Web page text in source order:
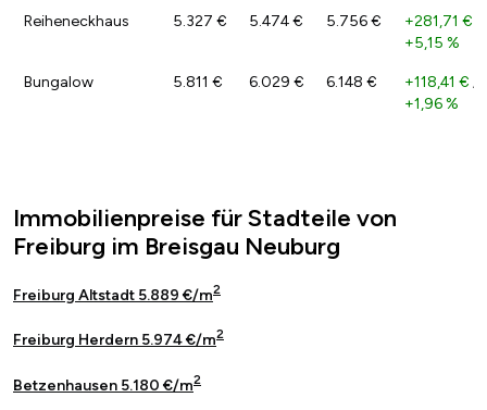
Reiheneckhaus 5.327 € 5.474 € 5.756 € +281,71 €
+5,15 %
Bungalow 5.811 € 6.029 € 6.148 € +118,41 € /
+1,96 %
Immobilienpreise für Stadteile von
Freiburg im Breisgau Neuburg
Freiburg Altstadt 5.889 €/m2
Freiburg Herdern 5.974 €/m2
Betzenhausen 5.180 €/m2